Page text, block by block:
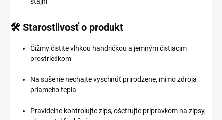
🛠️ Starostlivosť o produkt
Čižmy čistite vlhkou handričkou a jemným čistiacim
prostriedkom
Na sušenie nechajte vyschnúť prirodzene, mimo zdroja
priameho tepla
Pravidelne kontrolujte zips, ošetrujte prípravkom na zipsy,